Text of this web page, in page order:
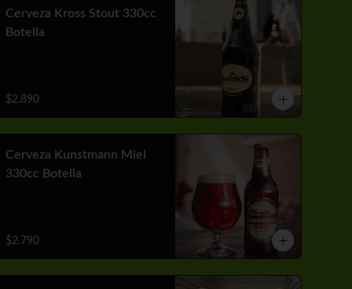
Cerveza Kross Stout 330cc
Botella
$2.890
Cerveza Kunstmann Miel
330cc Botella
$2.790